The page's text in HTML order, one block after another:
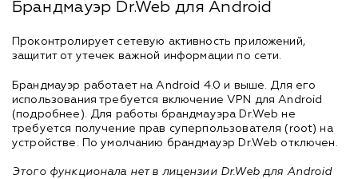
Брандмауэр Dr.Web для Android
Проконтролирует сетевую активность приложений,
защитит от утечек важной информации по сети.
Брандмауэр работает на Android 4.0 и выше. Для его
использования требуется включение VPN для Android
(подробнее). Для работы брандмауэра Dr.Web не
требуется получение прав суперпользователя (root) на
устройстве. По умолчанию брандмауэр Dr.Web отключен.
Этого функционала нет в лицензии Dr.Web для Android